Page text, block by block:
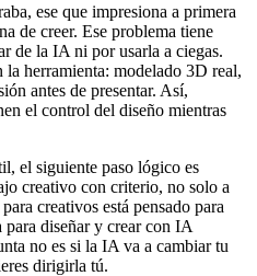
ese que impresiona a primera
de creer. Ese problema tiene
de la IA ni por usarla a ciegas.
herramienta: modelado 3D real,
antes de presentar. Así,
el control del diseño mientras
el siguiente paso lógico es
creativo con criterio, no solo a
creativos está pensado para
para diseñar y crear con IA
no es si la IA va a cambiar tu
dirigirla tú.